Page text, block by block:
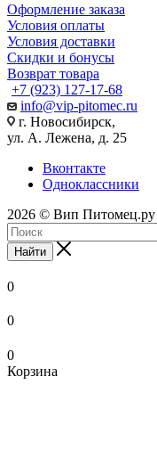
Оформление заказа
Условия оплаты
Условия доставки
Скидки и бонусы
Возврат товара
+7 (923) 127-17-68
info@vip-pitomec.ru
г. Новосибирск,
ул. А. Лежена, д. 25
Вконтакте
Одноклассники
2026 © Вип
Найти
0
0
0
Корзина